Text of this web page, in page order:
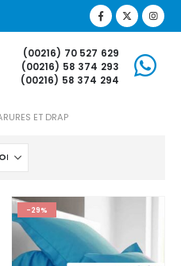
(00216) 70 527 629
(00216) 58 374 293
(00216) 58 374 294
ET DRAP
-29%